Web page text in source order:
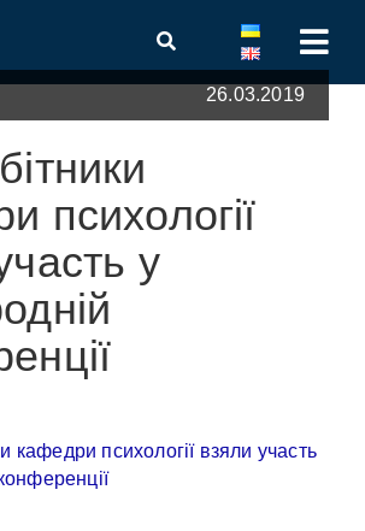
26.03.2019
психології
у